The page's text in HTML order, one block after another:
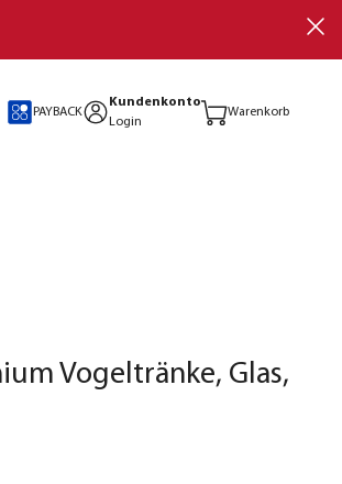
PAYBACK
Kundenkonto
Login
Warenkorb
Vogeltränke, Glas,